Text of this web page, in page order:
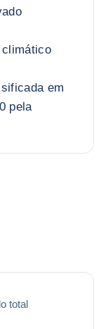
em
pela
total